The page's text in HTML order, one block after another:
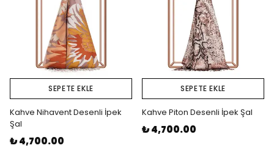
SEPETE EKLE
Kahve Nihavent Desenli İpek
Şal
₺ 4,700.00
SEPETE EKLE
Kahve Piton Desenli İpek Şal
₺ 4,700.00